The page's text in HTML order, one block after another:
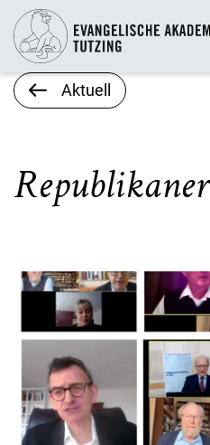
Aktuell
Republikaner